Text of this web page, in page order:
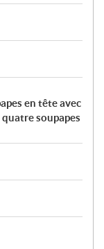
en tête avec
soupapes